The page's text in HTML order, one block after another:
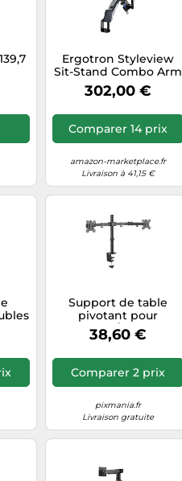
Ergotron Styleview
Sit-Stand Combo Arm
61 cm (24") Mur
Aluminium
302,00 €
Comparer 14 prix
amazon-marketplace.fr
Livraison à 41,15 €
Support de table
pivotant pour
moniteur/TV Aisens
Dt32Tsr-041 de 13 à 32
38,60 €
Comparer 2 prix
pixmania.fr
Livraison gratuite